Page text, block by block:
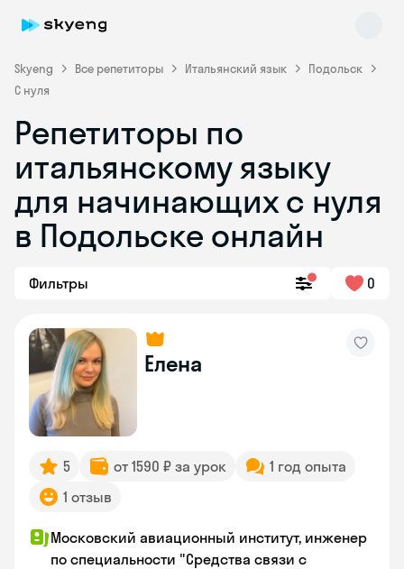
Skyeng Все репетиторы Итальянский язык
Подольск
С нуля
Репетиторы по
итальянскому языку
для начинающих с нуля
в Подольске онлайн
Фильтры 0
Елена
5 от 1590 ₽ за урок
1 год опыта
1 отзыв
Московский авиационный институт, инженер
по специальности "Средства связи с
Skyeng Chat
online